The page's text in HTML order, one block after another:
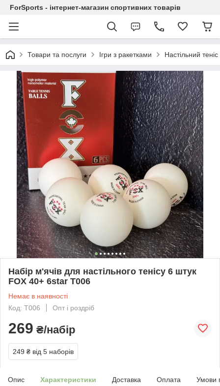
ForSports - інтернет-магазин спортивних товарів
Товари та послуги Ігри з ракетками Настільний теніс
Набір м'ячів для настільного тенісу 6 штук
FOX 40+ 6star T006
Немає в наявності
Код: T006
Опт і роздріб
269 ₴/набір
249 ₴ від 5 наборів
Опис Характеристики Доставка Оплата Умови